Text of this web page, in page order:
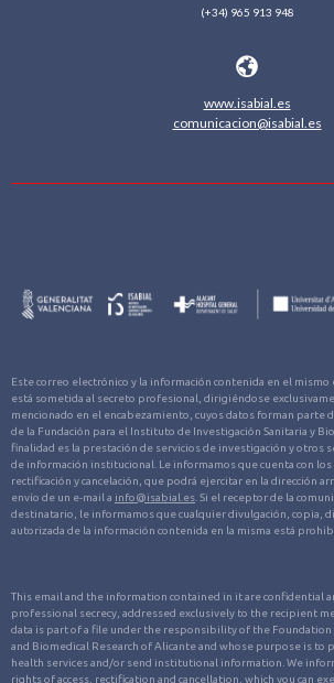
(+34) 965 913 948
www.isabial.es
comunicacion@isabial.es
Este correo electrónico y la información contenida en el mismo
está sometida al secreto profesional, dirigiéndose
mencionado en el encabezamiento, cuyos datos forman parte
de la Fundación para el Instituto de Investigación Sanitaria y
finalidad es la prestación de servicios de investigación y otros
de información institucional. Le informamos que cuenta con los
rectificación y cancelación, que podrá ejercitar en la dirección
envío de un e-mail a info@isabial.es . Si el receptor de la
destinatario, le informamos que cualquier divulgación, copia,
autorizada de la información contenida en la misma está
This email and the information contained in it are confidential
professional secrecy, addressed exclusively to the recipient
data is part of a file under the responsibility of the
and Biomedical Research of Alicante and whose purpose is to
health services and/or send institutional information. We
rights of access, rectification and cancellation, which you can